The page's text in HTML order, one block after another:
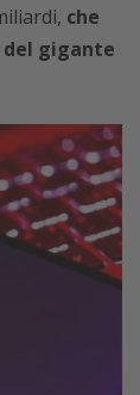
che
gigante